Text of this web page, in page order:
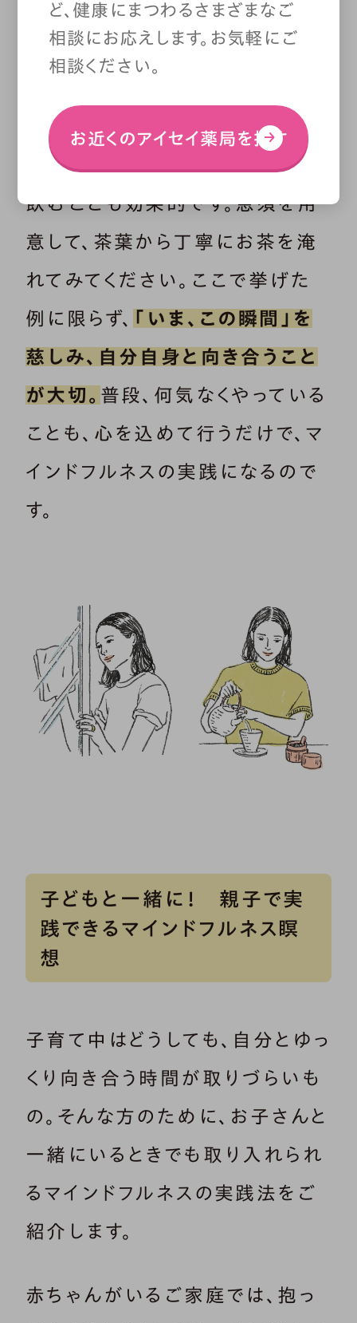
じてみましょう。1回5分など時間を
決めて、集中して掃除をしてみてく
ださい。
また、ゆっくり丁寧にお茶を淹れて
飲むことも効果的です。急須を用
意して、茶葉から丁寧にお茶を淹
れてみてください。ここで挙げた
例に限らず、 「いま、この瞬間」を
慈しみ、自分自身と向き合うこと
が大切。 普段、何気なくやっている
ことも、心を込めて行うだけで、マ
インドフルネスの実践になるので
す。
子どもと一緒に！ 親子で実
践できるマインドフルネス瞑
想
子育て中はどうしても、自分とゆっ
くり向き合う時間が取りづらいも
の。そんな方のために、お子さんと
一緒にいるときでも取り入れられ
るマインドフルネスの実践法をご
紹介します。
赤ちゃんがいるご家庭では、抱っ
ど、健康にまつわるさまざまなご
相談にお応えします。お気軽にご
相談ください。
お近くのアイセイ薬局を探す